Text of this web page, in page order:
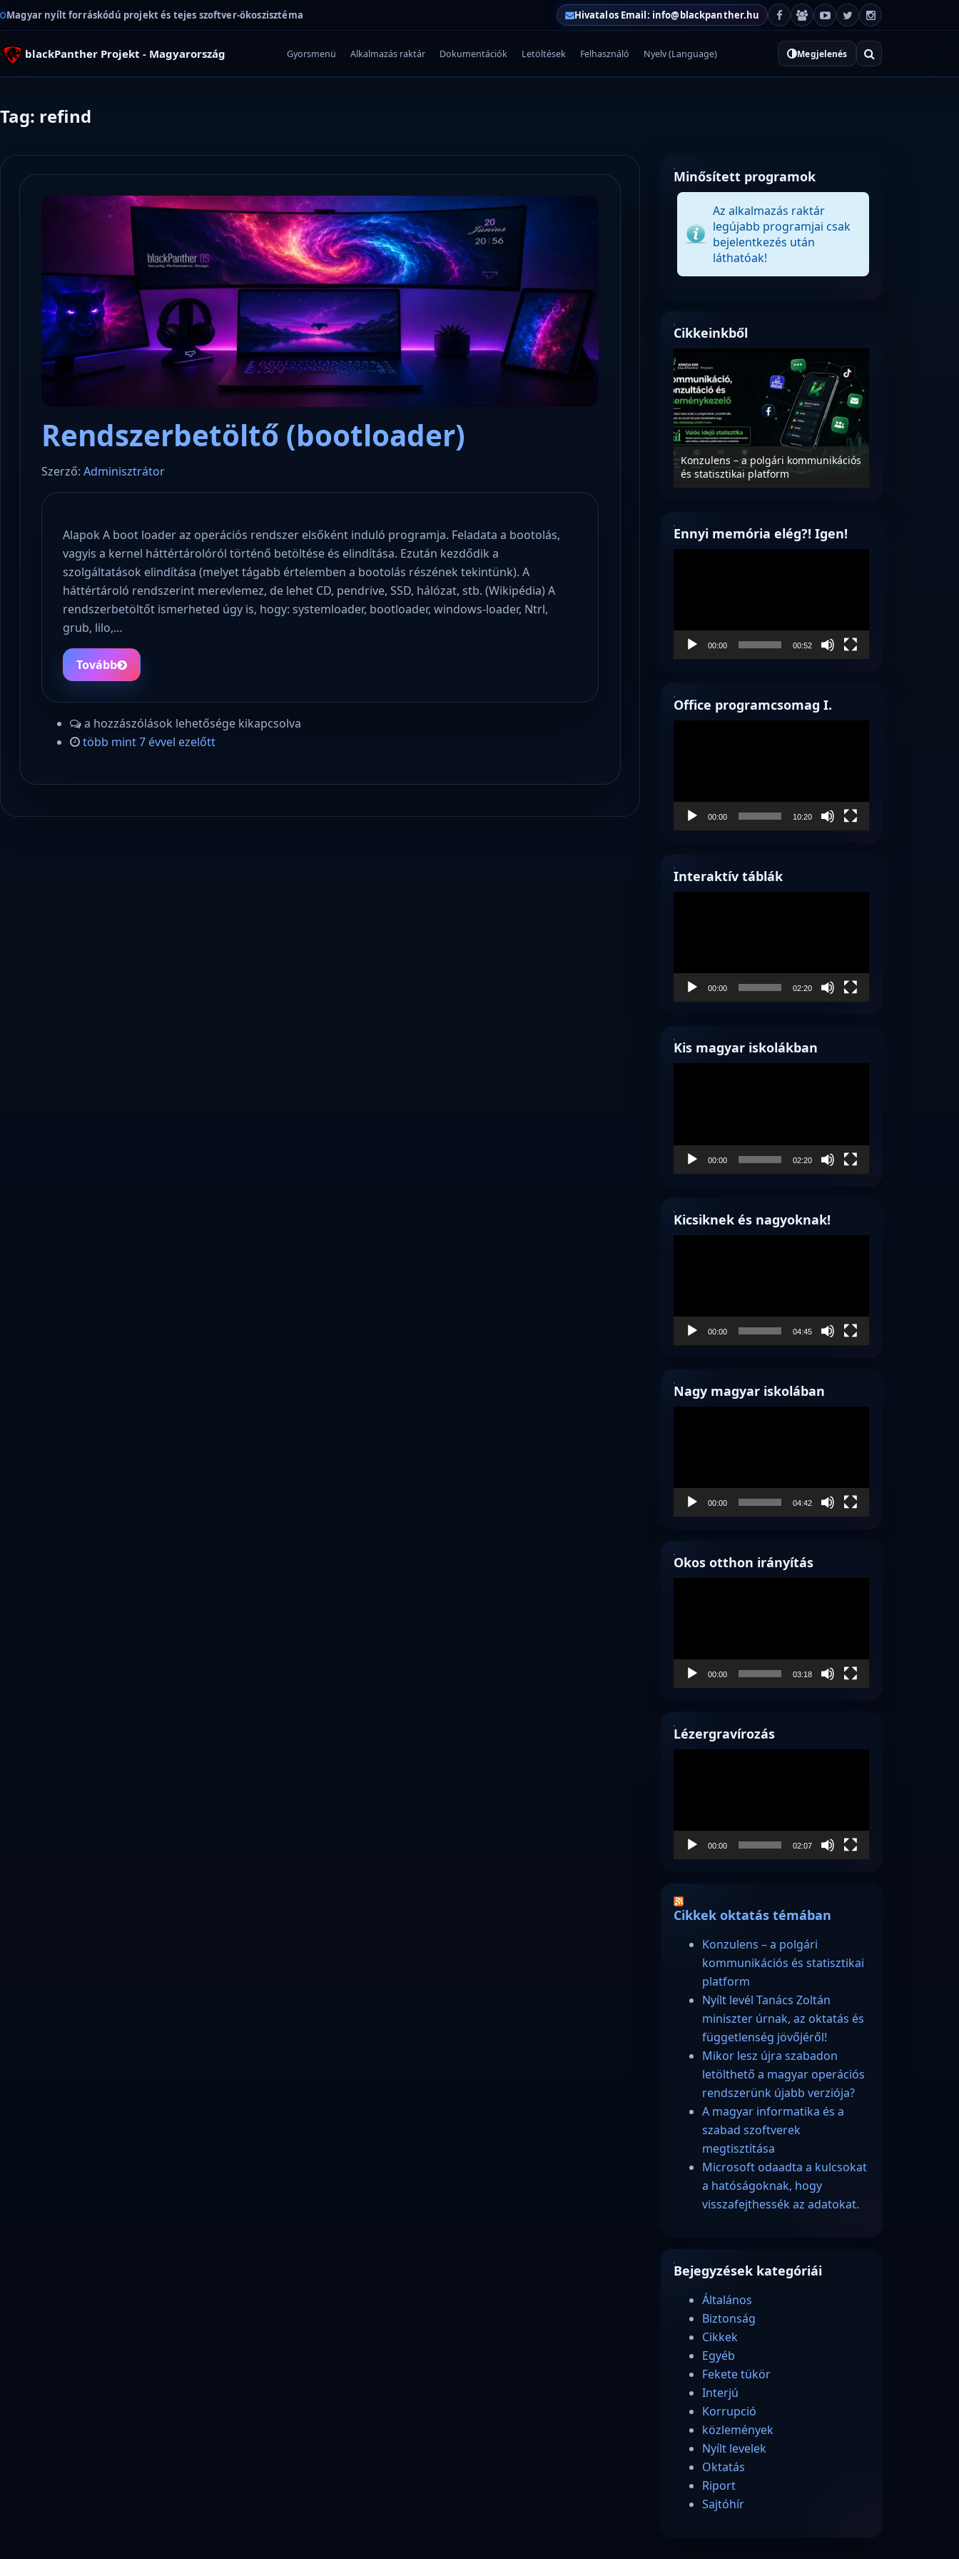
Magyar nyílt forráskódú projekt és tejes szoftver-ökoszisztéma Hivatalos Email: info@blackpanther.hu
blackPanther Projekt - Magyarország Gyorsmenü Alkalmazás raktár Dokumentációk Letöltések Felhasználó Nyelv (Language) Megjelenés
Tag: refind
Rendszerbetöltő (bootloader)
Szerző: Adminisztrátor
Alapok A boot loader az operációs rendszer elsőként induló programja. Feladata a bootolás,
vagyis a kernel háttértárolóról történő betöltése és elindítása. Ezután kezdődik a
szolgáltatások elindítása (melyet tágabb értelemben a bootolás részének tekintünk). A
háttértároló rendszerint merevlemez, de lehet CD, pendrive, SSD, hálózat, stb. (Wikipédia) A
rendszerbetöltőt ismerheted úgy is, hogy: systemloader, bootloader, windows-loader, Ntrl,
grub, lilo,…
Tovább
a hozzászólások lehetősége kikapcsolva
több mint 7 évvel ezelőtt
Minősített programok
Az alkalmazás raktár
legújabb programjai csak
bejelentkezés után
láthatóak!
Cikkeinkből
Konzulens – a polgári kommunikációs
és statisztikai platform
Ennyi memória elég?! Igen!
00:00 00:52
Office programcsomag I.
00:00 10:20
Interaktív táblák
00:00 02:20
Kis magyar iskolákban
00:00 02:20
Kicsiknek és nagyoknak!
00:00 04:45
Nagy magyar iskolában
00:00 04:42
Okos otthon irányítás
00:00 03:18
Lézergravírozás
00:00 02:07
Cikkek oktatás témában
Konzulens – a polgári
kommunikációs és statisztikai
platform
Nyílt levél Tanács Zoltán
miniszter úrnak, az oktatás és
függetlenség jövőjéről!
Mikor lesz újra szabadon
letölthető a magyar operációs
rendszerünk újabb verziója?
A magyar informatika és a
szabad szoftverek
megtisztítása
Microsoft odaadta a kulcsokat
a hatóságoknak, hogy
visszafejthessék az adatokat.
Bejegyzések kategóriái
Általános
Biztonság
Cikkek
Egyéb
Fekete tükör
Interjú
Korrupció
közlemények
Nyílt levelek
Oktatás
Riport
Sajtóhír